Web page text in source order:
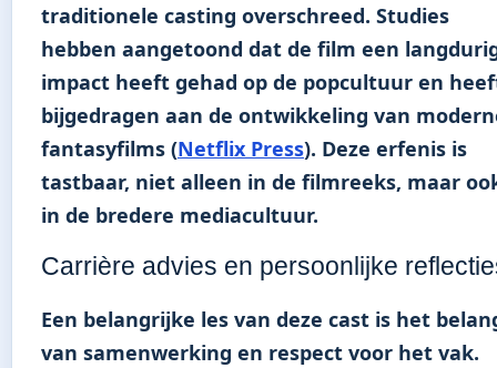
traditionele casting overschreed. Studies
hebben aangetoond dat de film een
impact heeft gehad op de popcultuur en
bijgedragen aan de ontwikkeling van
fantasyfilms (Netflix Press). Deze erfenis is
tastbaar, niet alleen in de filmreeks, maar
in de bredere mediacultuur.
Carrière advies en persoonlijke
Een belangrijke les van deze cast is het
van samenwerking en respect voor het vak.